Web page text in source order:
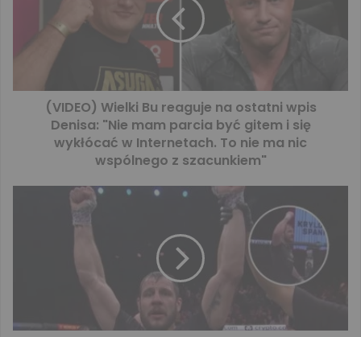
(VIDEO) Wielki Bu reaguje na ostatni wpis
Denisa: "Nie mam parcia być gitem i się
wykłócać w Internetach. To nie ma nic
wspólnego z szacunkiem"